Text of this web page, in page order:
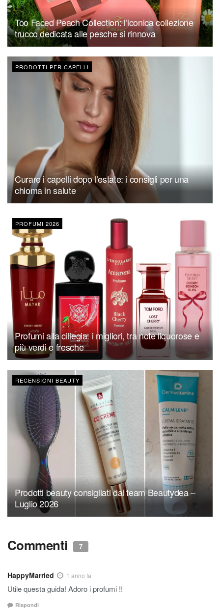
Too Faced Peach Collection: l’iconica collezione
trucco dedicata alle pesche si rinnova
PRODOTTI PER CAPELLI
Curare i capelli dopo l’estate: i consigli per una
chioma in salute
PROFUMI 2026
Profumi alla ciliegia: i migliori, tra note liquorose e
più verdi e fresche
RECENSIONI BEAUTY
Prodotti beauty consigliati dal team Beautydea –
Luglio 2026
Commenti 7
HappyMarried 1 anno fa
Utile questa guida! Adoro i profumi !!
Rispondi